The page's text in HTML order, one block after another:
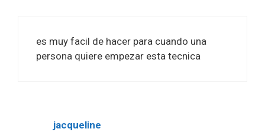
es muy facil de hacer para cuando una
persona quiere empezar esta tecnica
jacqueline